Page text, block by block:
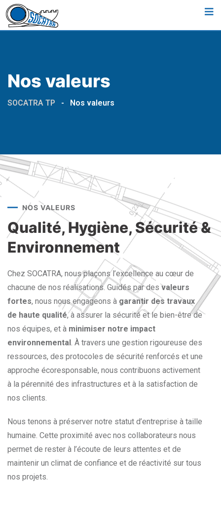
Nos valeurs
SOCATRA TP - Nos valeurs
NOS VALEURS
Qualité, Hygiène, Sécurité &
Environnement
Chez SOCATRA, nous plaçons l’excellence au cœur de
chacune de nos réalisations. Guidés par desvaleurs
fortes, nous nous engageons à garantir des travaux
de haute qualité, à assurer la sécurité et le bien-être de
nos équipes, et à minimiser notre impact
environnemental. À travers une gestion rigoureuse des
ressources, des protocoles de sécurité renforcés et une
approche écoresponsable, nous contribuons activement
à la pérennité des infrastructures et à la satisfaction de
nos clients.
Nous tenons à préserver notre statut d’entreprise à taille
humaine. Cette proximité avec nos collaborateurs nous
permet de rester à l’écoute de leurs attentes et de
maintenir un climat de confiance et de réactivité sur tous
nos projets.